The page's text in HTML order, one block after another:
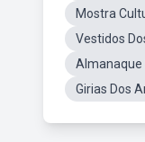
Mostra
Vestidos
Almanaque
Girias Dos